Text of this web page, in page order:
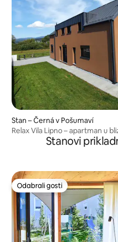
Stan – Černá v Pošumaví
Relax Vila Lipno – apartman u
Stanovi
Odabrali gosti
Odabrali gosti